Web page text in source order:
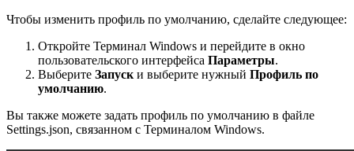
Чтобы изменить профиль по умолчанию, сделайте следующее:
Откройте Терминал Windows и перейдите в окно
пользовательского интерфейса Параметры.
Выберите Запуск и выберите нужный Профиль по
умолчанию.
Вы также можете задать профиль по умолчанию в файле
Settings.json, связанном с Терминалом Windows.